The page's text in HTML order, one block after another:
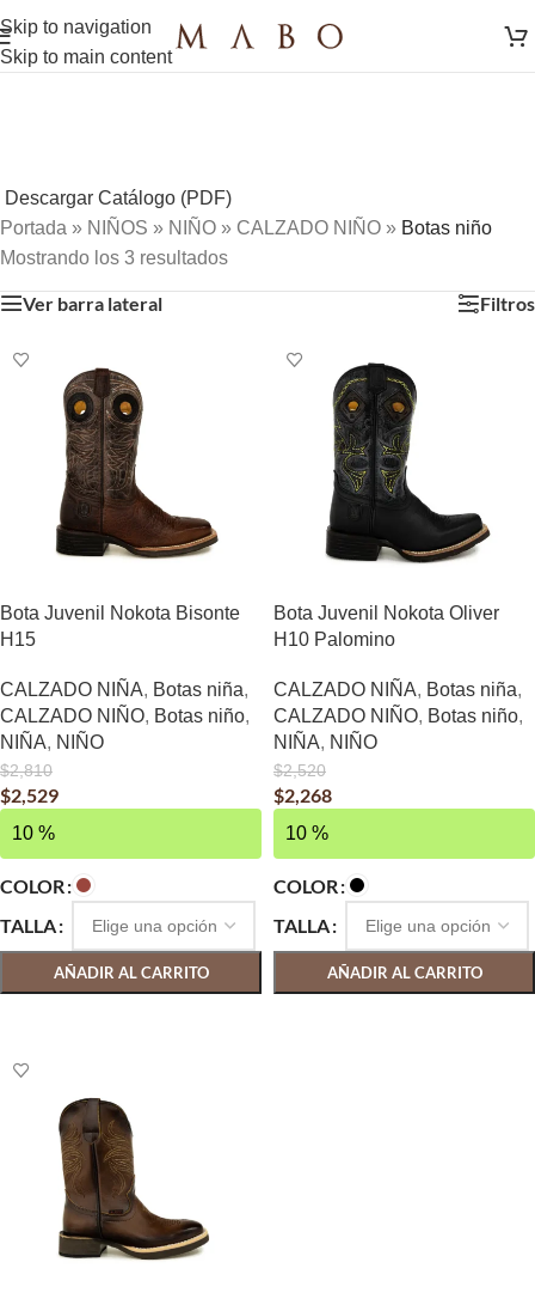
Skip to navigation
Skip to main content
Descargar Catálogo (PDF)
Portada » NIÑOS » NIÑO » CALZADO NIÑO » Botas niño
Mostrando los 3 resultados
Ver barra lateral Filtros
Bota Juvenil Nokota Bisonte
H15
CALZADO NIÑA, Botas niña,
CALZADO NIÑO, Botas niño,
NIÑA, NIÑO
$2,810
$2,529
10 %
COLOR
TALLA
AÑADIR AL CARRITO
Bota Juvenil Nokota Oliver
H10 Palomino
CALZADO NIÑA, Botas niña,
CALZADO NIÑO, Botas niño,
NIÑA, NIÑO
$2,520
$2,268
10 %
COLOR
TALLA
AÑADIR AL CARRITO